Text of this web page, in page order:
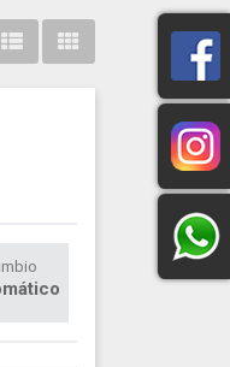
Dropdown